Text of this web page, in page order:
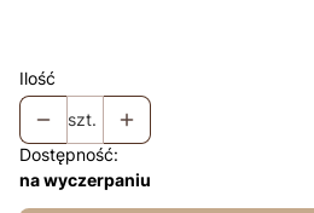
Ilość
szt.
Dostępność:
na wyczerpaniu